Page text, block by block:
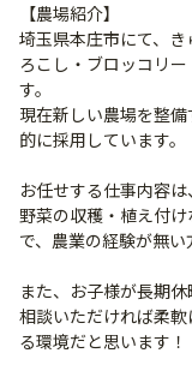
【農場紹介】
埼玉県本庄市にて、
ろこし・ブロッコリ
す。
現在新しい農場を整
的に採用しています。
お任せする仕事内容
野菜の収穫・植え付
で、農業の経験が無い
また、お子様が長期
相談いただければ柔
る環境だと思います！